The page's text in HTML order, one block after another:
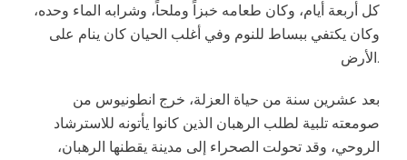
كل أربعة أيام، وكان طعامه خبزاً وملحاً، وشرابه الماء وحده،
وكان يكتفي ببساط للنوم وفي أغلب الحيان كان ينام على
الأرض.
بعد عشرين سنة من حياة العزلة، خرج انطونيوس من
صومعته تلبية لطلب الرهبان الذين كانوا يأتونه للاسترشاد
الروحي، وقد تحولت الصحراء إلى مدينة يقطنها الرهبان،